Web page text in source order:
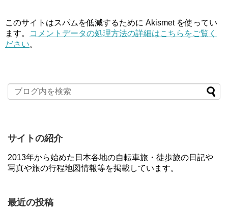
このサイトはスパムを低減するために Akismet を使ってい
ます。
コメントデータの処理方法の詳細はこちらをご覧く
ださい。
サイトの紹介
2013年から始めた日本各地の自転車旅・徒歩旅の日記や
写真や旅の行程地図情報等を掲載しています。
最近の投稿